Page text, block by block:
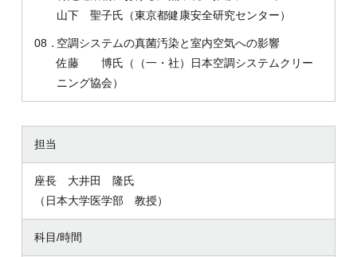
山下 聖子氏（東京都健康安全研究センター）
08．空調システムの真菌汚染と室内空気への影響
佐藤 博氏（（一・社）日本空調システムクリー
ニング協会）
担当
座長 大井田 隆氏
（日本大学医学部 教授）
科目/時間